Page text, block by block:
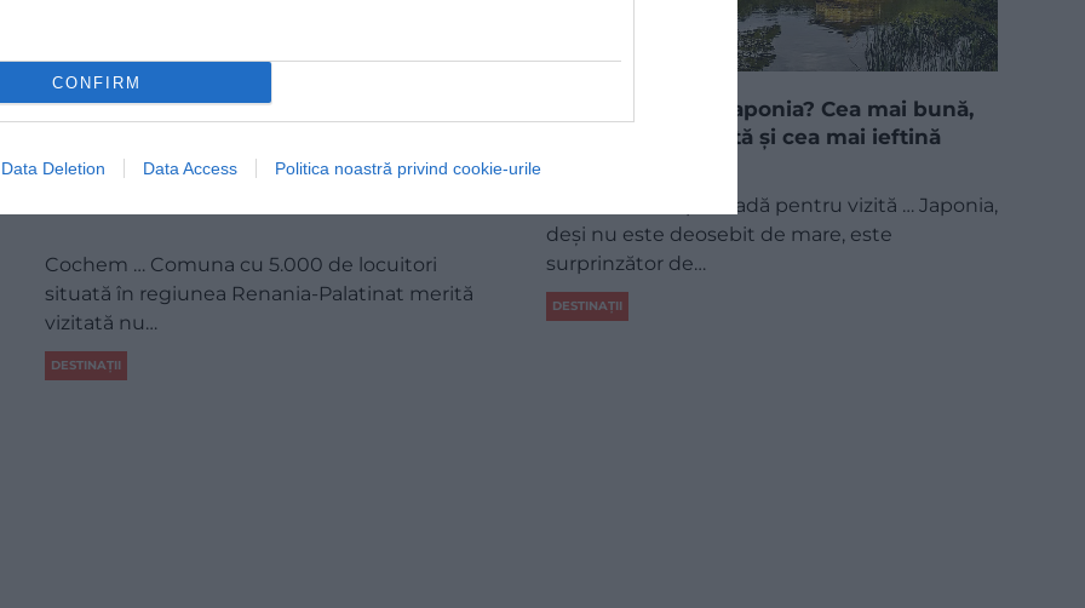
CONFIRM
Data Deletion Data Access Politica noastră privind cookie-urile
Mici orașe germane pentru weekend-uri
Cochem … Comuna cu 5.000 de locuitori
situată în regiunea Renania-Palatinat merită
vizitată nu…
DESTINAȚII
Când să vizităm Japonia? Cea mai bună,
cea mai nepotrivită și cea mai ieftină
Cea mai bună perioadă pentru vizită … Japonia,
deși nu este deosebit de mare, este
surprinzător de…
DESTINAȚII